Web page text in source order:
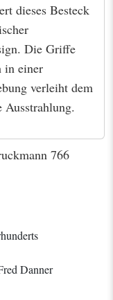
dieses Besteck
Die Griffe
in einer
verleiht dem
Ausstrahlung.
766
Danner